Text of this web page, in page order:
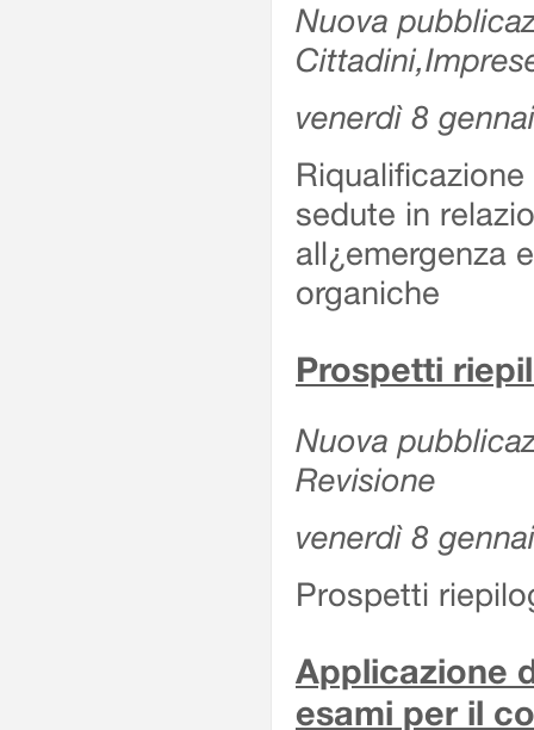
Nuova
venerdì 8
sedute in
all¿emergenza
organiche
Prospetti
Nuova
Revisione
venerdì 8
Prospetti
Applicazione
esami per il